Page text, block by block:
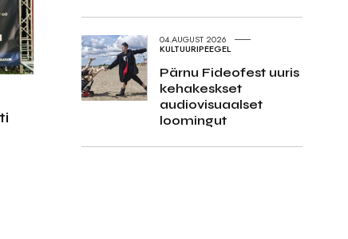
04.AUGUST 2026
KULTUURIPEEGEL
Pärnu Fideofest uuris
kehakeskset
audiovisuaalset
loomingut